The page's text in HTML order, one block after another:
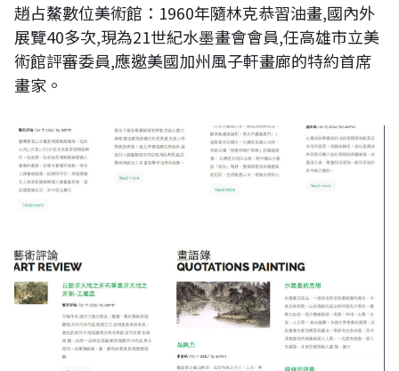
趙占鰲數位美術館：1960年隨林克恭習油畫,國內外
展覽40多次,現為21世紀水墨畫會會員,任高雄市立美
術館評審委員,應邀美國加州風子軒畫廊的特約首席
畫家。